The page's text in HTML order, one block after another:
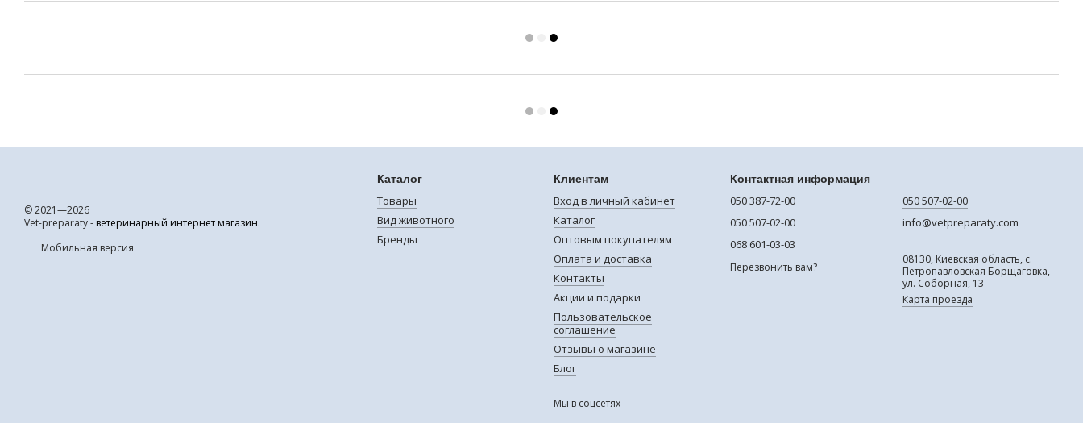
© 2021—2026
Vet-preparaty - ветеринарный интернет магазин.
Мобильная версия
Каталог
Товары
Вид животного
Бренды
Клиентам
Вход в личный кабинет
Каталог
Оптовым покупателям
Оплата и доставка
Контакты
Акции и подарки
Пользовательское
соглашение
Отзывы о магазине
Блог
Мы в соцсетях
Контактная информация
050 387-72-00
050 507-02-00
068 601-03-03
Перезвонить вам?
050 507-02-00
info@vetpreparaty.com
08130, Киевская область, с.
Петропавловская Борщаговка,
ул. Соборная, 13
Карта проезда